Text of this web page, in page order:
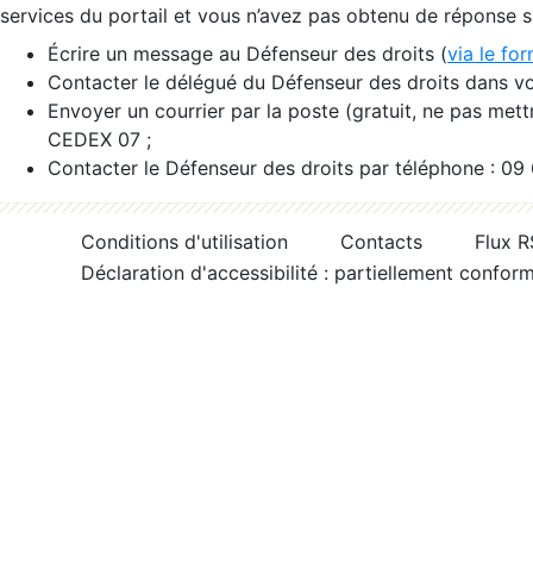
services du portail et vous n’avez pas obtenu de réponse
Écrire un message au Défenseur des droits (via le
Contacter le délégué du Défenseur des droits dans
Envoyer un courrier par la poste (gratuit, ne pas
CEDEX 07 ;
Contacter le Défenseur des droits par téléphone :
Conditions d'utilisation Contacts
Flux
Déclaration d'accessibilité : partiellement